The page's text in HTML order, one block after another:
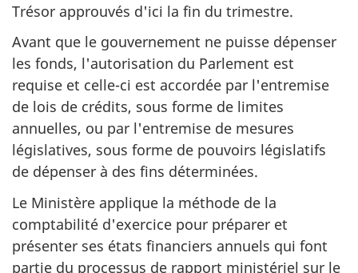
Trésor approuvés d'ici la fin du trimestre.
Avant que le gouvernement ne puisse dépenser
les fonds, l'autorisation du Parlement est
requise et celle-ci est accordée par l'entremise
de lois de crédits, sous forme de limites
annuelles, ou par l'entremise de mesures
législatives, sous forme de pouvoirs législatifs
de dépenser à des fins déterminées.
Le Ministère applique la méthode de la
comptabilité d'exercice pour préparer et
présenter ses états financiers annuels qui font
partie du processus de rapport ministériel sur le